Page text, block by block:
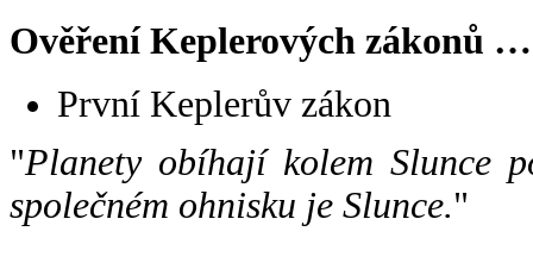
Ověření Keplerových zákonů …
První Keplerův zákon
"Planety obíhají kolem Slunce
společném ohnisku je Slunce."